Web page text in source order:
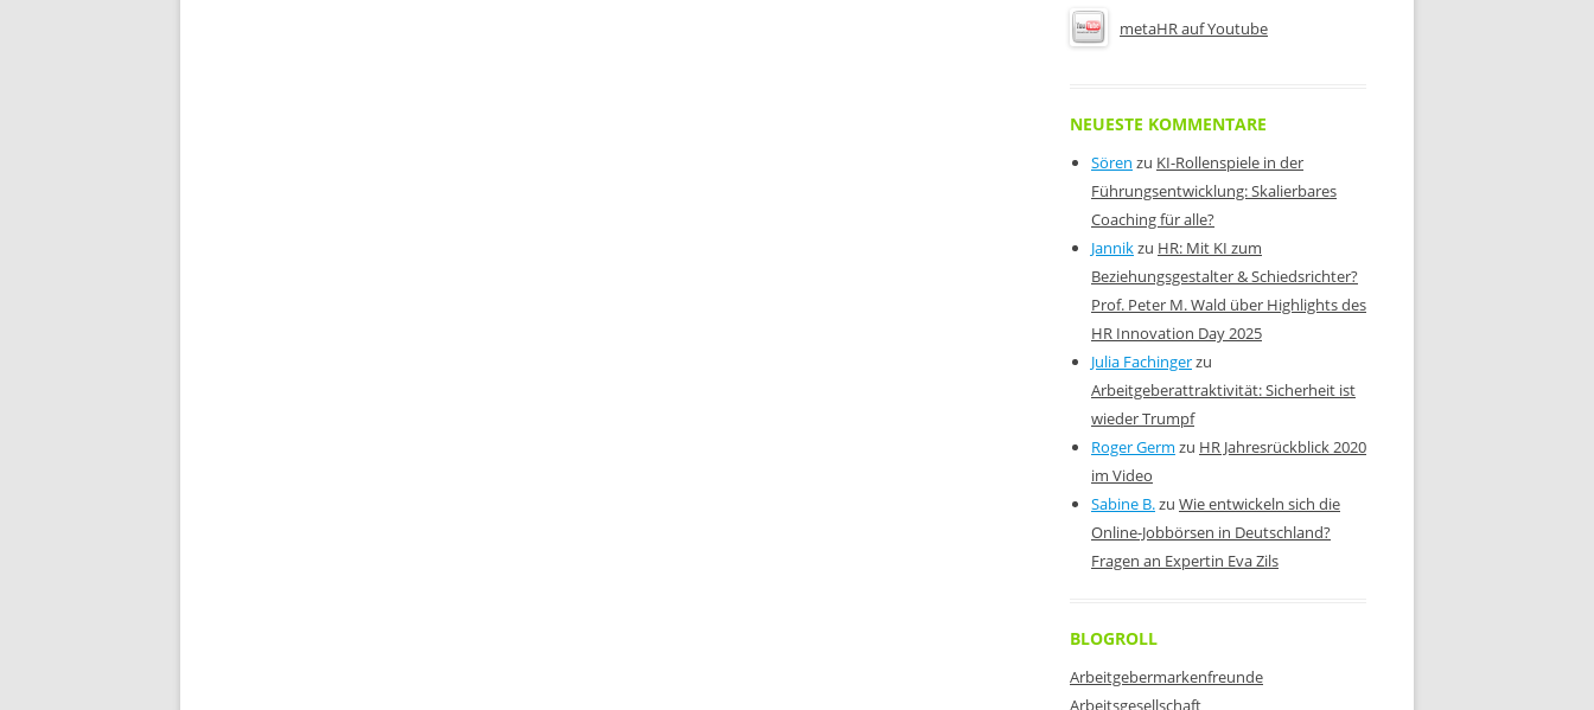
metaHR auf Youtube
NEUESTE KOMMENTARE
Sören zu KI-Rollenspiele in der
Führungsentwicklung: Skalierbares
Coaching für alle?
Jannikzu HR: Mit KI zum
Beziehungsgestalter & Schiedsrichter?
Prof. Peter M. Wald über Highlights des
HR Innovation Day 2025
Julia Fachingerzu
Arbeitgeberattraktivität: Sicherheit ist
wieder Trumpf
Roger Germ zu HR Jahresrückblick 2020
im Video
Sabine B.zu Wie entwickeln sich die
Online-Jobbörsen in Deutschland?
Fragen an Expertin Eva Zils
BLOGROLL
Arbeitgebermarkenfreunde
Arbeitsgesellschaft